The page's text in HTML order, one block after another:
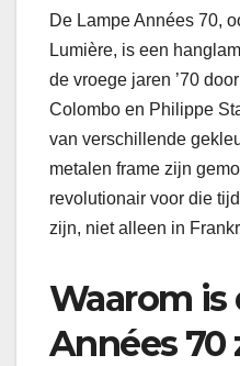
De Lampe Années 70,
Lumière, is een
de vroege jaren ’70
Colombo en Philippe
van verschillende
metalen frame zijn
revolutionair voor die
zijn, niet alleen in
Waarom is
Années 70